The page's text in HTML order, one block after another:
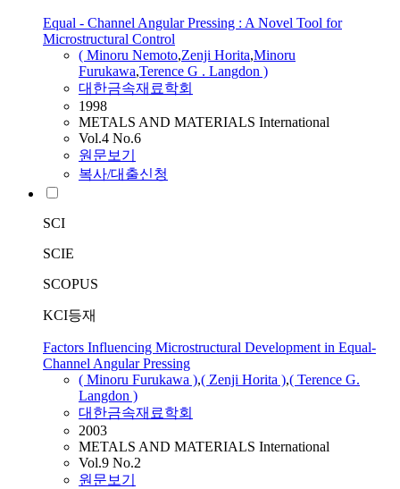
Equal - Channel Angular Pressing : A Novel Tool for
Microstructural Control
( Minoru Nemoto,Zenji Horita,Minoru
Furukawa,Terence G . Langdon )
대한금속재료학회
1998
METALS AND MATERIALS International
Vol.4 No.6
원문보기
복사/대출신청
SCI
SCIE
SCOPUS
KCI등재
Factors Influencing Microstructural Development in Equal-
Channel Angular Pressing
( Minoru Furukawa ),( Zenji Horita ),( Terence G.
Langdon )
대한금속재료학회
2003
METALS AND MATERIALS International
Vol.9 No.2
원문보기